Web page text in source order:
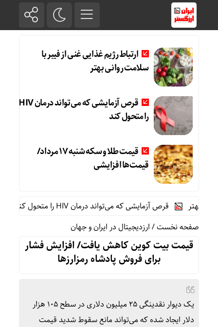
ارتباط رژیم غذایی غنی از فیبر با
سلامت روانی بهتر
قرص آزمایشی که می‌تواند درمان HIV
را متحول کند
قیمت طلا و سکه شنبه 17 مرداد/
قیمت‌ها افزایشی
قرص آزمایشی که می‌تواند درمان HIV را متحول کند
صفحه نخست/ارزدیجیتال در ایران و جهان
قیمت بیت کوین کاهش یافت/ افزایش فشار
برای فروش پادشاه رمزارزها
یک دیوار نقدینگی ۲۵ میلیون دلاری در سطح ۱۰۵ هزار
دلار ایجاد شده که می‌تواند مانع سقوط شدید قیمت